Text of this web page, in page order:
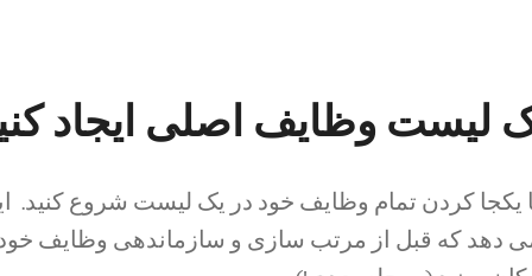
لیست وظایف اصلی ایجاد
یکجا کردن تمام وظایف خود در یک لیست شروع کنید.
دهد که قبل از مرتب سازی و سازماندهی وظایف